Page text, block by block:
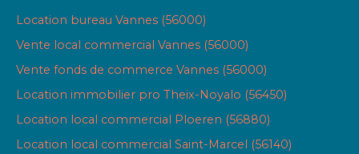
Location bureau Vannes (56000)
Vente local commercial Vannes (56000)
Vente fonds de commerce Vannes (56000)
Location immobilier pro Theix-Noyalo (56450)
Location local commercial Ploeren (56880)
Location local commercial Saint-Marcel (56140)